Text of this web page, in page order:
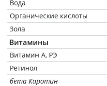
Вода
Органические кислоты
Зола
Витамины
Витамин А, РЭ
Ретинол
бета Каротин